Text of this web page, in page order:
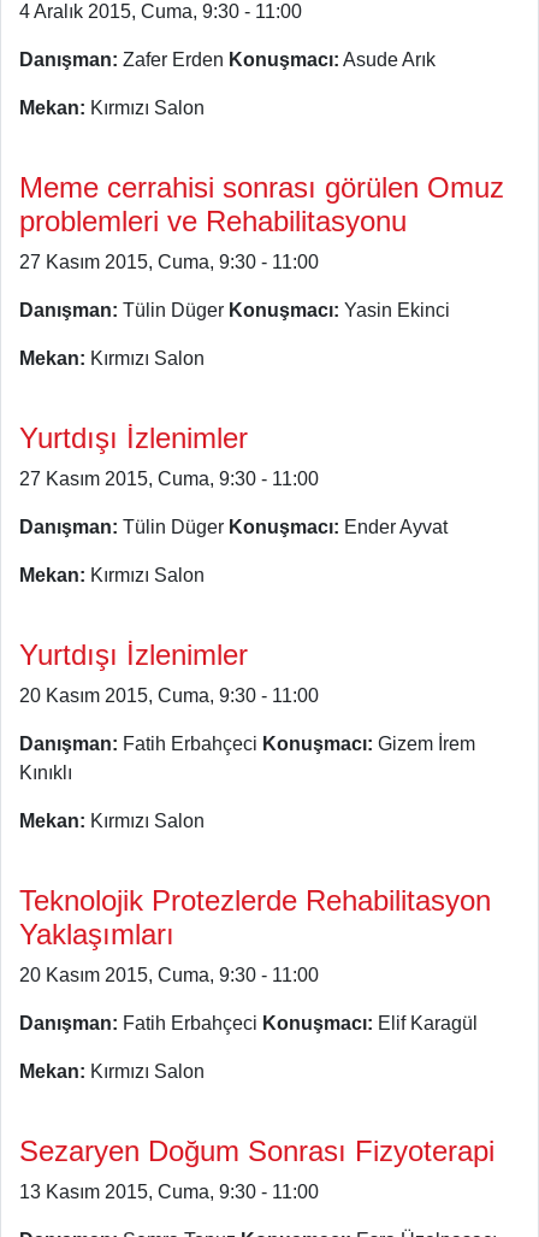
4 Aralık 2015, Cuma, 9:30 - 11:00
Danışman: Zafer Erden Konuşmacı: Asude Arık
Mekan: Kırmızı Salon
Meme cerrahisi sonrası görülen Omuz
problemleri ve Rehabilitasyonu
27 Kasım 2015, Cuma, 9:30 - 11:00
Danışman: Tülin Düger Konuşmacı: Yasin Ekinci
Mekan: Kırmızı Salon
Yurtdışı İzlenimler
27 Kasım 2015, Cuma, 9:30 - 11:00
Danışman: Tülin Düger Konuşmacı: Ender Ayvat
Mekan: Kırmızı Salon
Yurtdışı İzlenimler
20 Kasım 2015, Cuma, 9:30 - 11:00
Danışman: Fatih Erbahçeci Konuşmacı: Gizem İrem
Kınıklı
Mekan: Kırmızı Salon
Teknolojik Protezlerde Rehabilitasyon
Yaklaşımları
20 Kasım 2015, Cuma, 9:30 - 11:00
Danışman: Fatih Erbahçeci Konuşmacı: Elif Karagül
Mekan: Kırmızı Salon
Sezaryen Doğum Sonrası Fizyoterapi
13 Kasım 2015, Cuma, 9:30 - 11:00